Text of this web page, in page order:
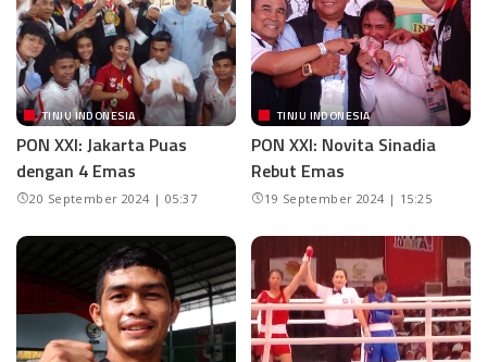
TINJU INDONESIA
PON XXI: Jakarta Puas
dengan 4 Emas
20 September 2024 | 05:37
TINJU INDONESIA
PON XXI: Novita Sinadia
Rebut Emas
19 September 2024 | 15:25